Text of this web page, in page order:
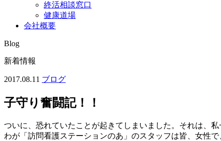
終活相談窓口
健康道場
会社概要
Blog
新着情報
2017.08.11 ブログ
子守り奮闘記！！
ついに、恐れていたことが起きてしまいました。それは、
わが「訪問看護ステーションのあ」のスタッフは皆、女性で